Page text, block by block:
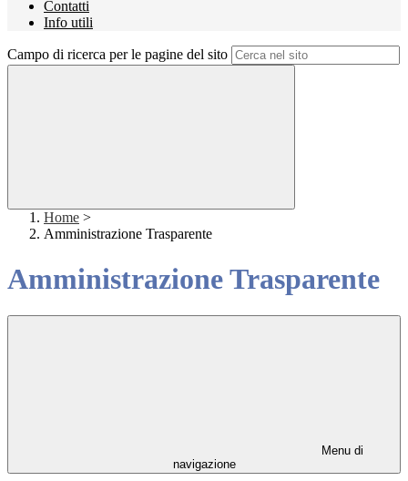
Contatti
Info utili
Campo di ricerca per le pagine del sito
Home >
Amministrazione Trasparente
Amministrazione Trasparente
Menu di
navigazione